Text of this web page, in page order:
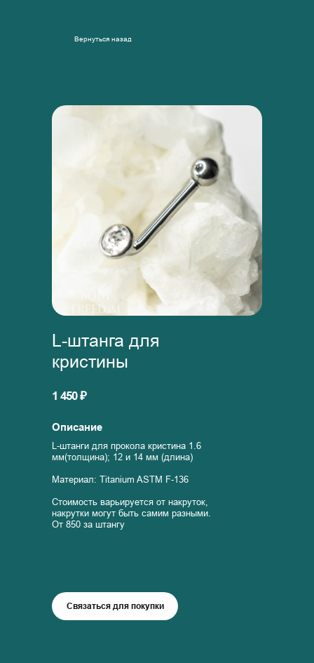
Вернуться назад
Связаться для покупки
L-штанга для
кристины
Описание
L-штанги для прокола кристина 1.6
мм(толщина); 12 и 14 мм (длина)
Материал: Titanium ASTM F-136
Стоимость варьируется от накруток,
накрутки могут быть самим разными.
От 850 за штангу
1 450 ₽